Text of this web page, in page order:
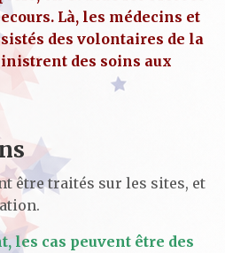
Là, les médecins et
des volontaires de la
des soins aux
être traités sur les sites, et
les cas peuvent être des